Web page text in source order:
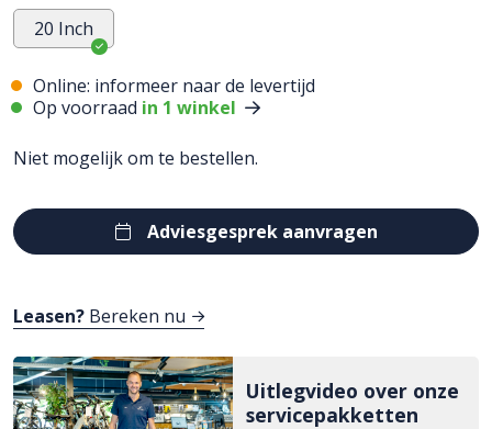
20 Inch
Online: informeer naar de levertijd
Op voorraad in 1 winkel
Niet mogelijk om te bestellen.
Adviesgesprek aanvragen
Leasen? Bereken nu
Uitlegvideo over onze
servicepakketten